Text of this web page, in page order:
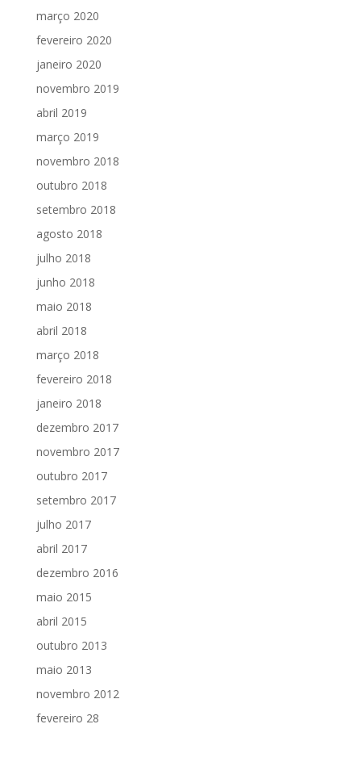
março 2020
fevereiro 2020
janeiro 2020
novembro 2019
abril 2019
março 2019
novembro 2018
outubro 2018
setembro 2018
agosto 2018
julho 2018
junho 2018
maio 2018
abril 2018
março 2018
fevereiro 2018
janeiro 2018
dezembro 2017
novembro 2017
outubro 2017
setembro 2017
julho 2017
abril 2017
dezembro 2016
maio 2015
abril 2015
outubro 2013
maio 2013
novembro 2012
fevereiro 28